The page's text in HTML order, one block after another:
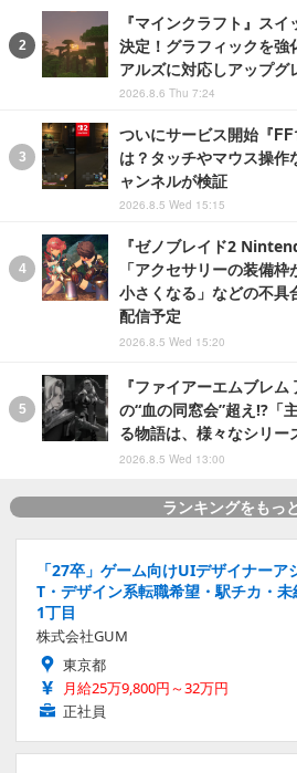
『マインクラフト』ス
決定！グラフィックを強
アルズに対応しアップグ
2026.8.6 Thu 7:24
ついにサービス開始『
は？タッチやマウス操
ャンネルが検証
2026.8.5 Wed 15:15
『ゼノブレイド2
「アクセサリーの装備
小さくなる」などの不具
配信予定
2026.8.5 Wed 15:20
『ファイアーエムブレム
の“血の同窓会”超え!?「
る物語は、様々なシリー
2026.8.5 Wed 13:00
ランキングをもっ
「27卒」ゲーム向けUIデザイナー
T・デザイン系転職希望・駅チカ・
1丁目
株式会社GUM
東京都
月給25万9,800円～32万円
正社員